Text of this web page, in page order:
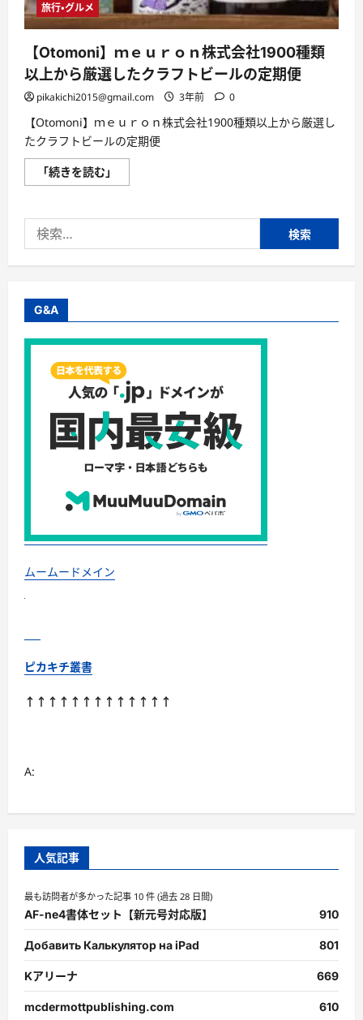
ズ・
な
国
産
お
さ
か
料
理
の
定
便
い
ら
に
旅行・グルメ
【Otomoni】ｍｅｕｒｏｎ株式会社1900種類
以上から厳選したクラフトビールの定期便
pikakichi2015@gmail.com 3年前 0
【Otomoni】ｍｅｕｒｏｎ株式会社1900種類以上から厳選し
たクラフトビールの定期便
「続きを読む」
ｍ
ｒ
株
式
類
上
ら
厳
選
し
ク
ラ
フ
ビ
ー
の
定
便
に
索:
G&A
ムームードメイン
ピカキチ叢書
↑↑↑↑↑↑↑↑↑↑↑↑↑
A:
人気記事
最も訪問者が多かった記事 10 件 (過去 28 日間)
AF-ne4書体セット【新元号対応版】 910
Добавить Калькулятор на iPad 801
Kアリーナ 669
mcdermottpublishing.com 610